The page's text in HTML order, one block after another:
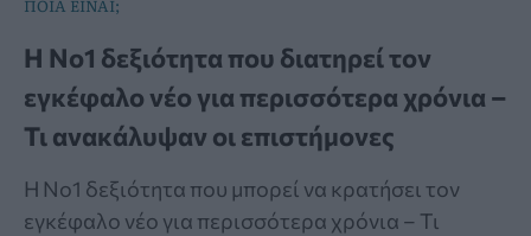
ΠΟΙΑ ΕΙΝΑΙ;
Η Νο1 δεξιότητα που διατηρεί τον
εγκέφαλο νέο για περισσότερα χρόνια –
Τι ανακάλυψαν οι επιστήμονες
Η Νο1 δεξιότητα που μπορεί να κρατήσει τον
εγκέφαλο νέο για περισσότερα χρόνια – Τι